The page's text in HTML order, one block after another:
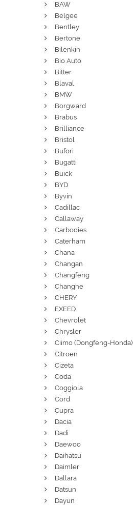
BAW
Belgee
Bentley
Bertone
Bilenkin
Bio Auto
Bitter
Blaval
BMW
Borgward
Brabus
Brilliance
Bristol
Bufori
Bugatti
Buick
BYD
Byvin
Cadillac
Callaway
Carbodies
Caterham
Chana
Changan
Changfeng
Changhe
CHERY
EXEED
Chevrolet
Chrysler
Ciimo (Dongfeng-Honda)
Citroen
Cizeta
Coda
Coggiola
Cord
Cupra
Dacia
Dadi
Daewoo
Daihatsu
Daimler
Dallara
Datsun
Dayun